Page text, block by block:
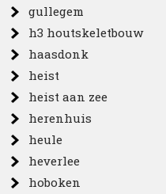
gullegem
h3 houtskeletbouw
haasdonk
heist
heist aan zee
herenhuis
heule
heverlee
hoboken